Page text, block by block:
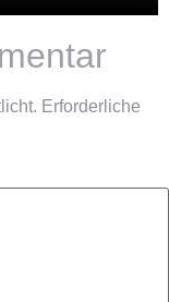
Erforderliche